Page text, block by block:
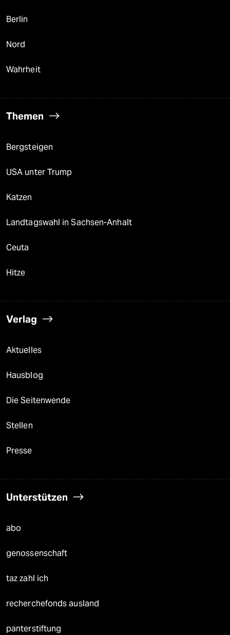
Berlin
Nord
Wahrheit
Themen
Bergsteigen
USA unter Trump
Katzen
Landtagswahl in Sachsen-Anhalt
Ceuta
Hitze
Verlag
Aktuelles
Hausblog
Die Seitenwende
Stellen
Presse
Unterstützen
abo
genossenschaft
taz zahl ich
recherchefonds ausland
panterstiftung